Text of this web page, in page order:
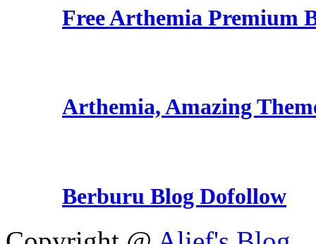
Free Arthemia Premium
Arthemia, Amazing
Berburu Blog Dofollow